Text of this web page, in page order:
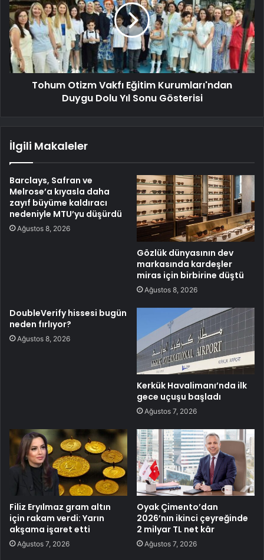
Tohum Otizm Vakfı Eğitim Kurumları'ndan
Duygu Dolu Yıl Sonu Gösterisi
İlgili Makaleler
Barclays, Safran ve
Melrose’a kıyasla daha
zayıf büyüme kaldıracı
nedeniyle MTU’yu düşürdü
Ağustos 8, 2026
Gözlük dünyasının dev
markasında kardeşler
miras için birbirine düştü
Ağustos 8, 2026
DoubleVerify hissesi bugün
neden fırlıyor?
Ağustos 8, 2026
Kerkük Havalimanı’nda ilk
gece uçuşu başladı
Ağustos 7, 2026
Filiz Eryılmaz gram altın
için rakam verdi: Yarın
akşama işaret etti
Ağustos 7, 2026
Oyak Çimento’dan
2026’nın ikinci çeyreğinde
2 milyar TL net kâr
Ağustos 7, 2026